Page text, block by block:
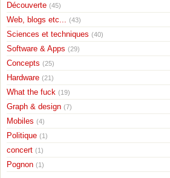
Découverte (45)
Web, blogs etc... (43)
Sciences et techniques (40)
Software & Apps (29)
Concepts (25)
Hardware (21)
What the fuck (19)
Graph & design (7)
Mobiles (4)
Politique (1)
concert (1)
Pognon (1)